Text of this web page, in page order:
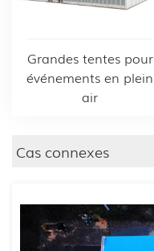
Grandes tentes pour
événements en plein
air
Cas connexes